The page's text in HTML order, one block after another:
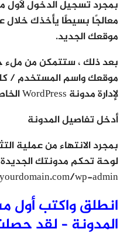
موقعك الجديد.
بعد ذلك ، ستتمكن من ملء
موقعك واسم المستخدم /
لإدارة مدونة WordPress الخاصة بك:
أدخل تفاصيل المدونة
بمجرد الانتهاء من عملية
لوحة تحكم مدونتك الجديدة
yourdomain.com/wp-admin.
انطلق واكتب أول
المدونة – لقد